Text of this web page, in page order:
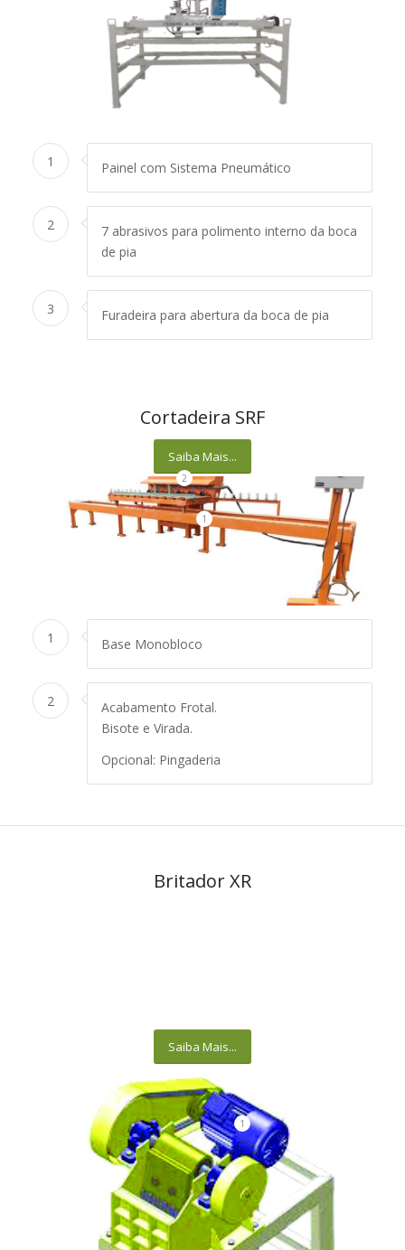
1 Painel com Sistema Pneumático
2
7 abrasivos para polimento interno da boca
de pia
3 Furadeira para abertura da boca de pia
Cortadeira SRF
Saiba Mais...
1
2
1 Base Monobloco
2
Acabamento Frotal.
Bisote e Virada.
Opcional: Pingaderia
Britador XR
Saiba Mais...
1